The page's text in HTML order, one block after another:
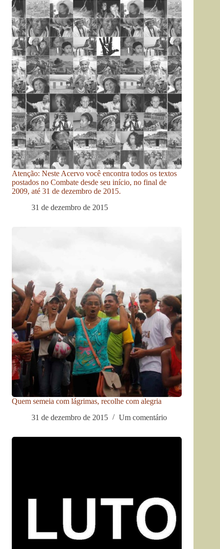
Atenção: Neste Acervo você encontra todos os textos
postados no Combate desde seu início, no final de
2009, até 31 de dezembro de 2015.
31 de dezembro de 2015
Quem semeia com lágrimas, recolhe com alegria
31 de dezembro de 2015
Um comentário